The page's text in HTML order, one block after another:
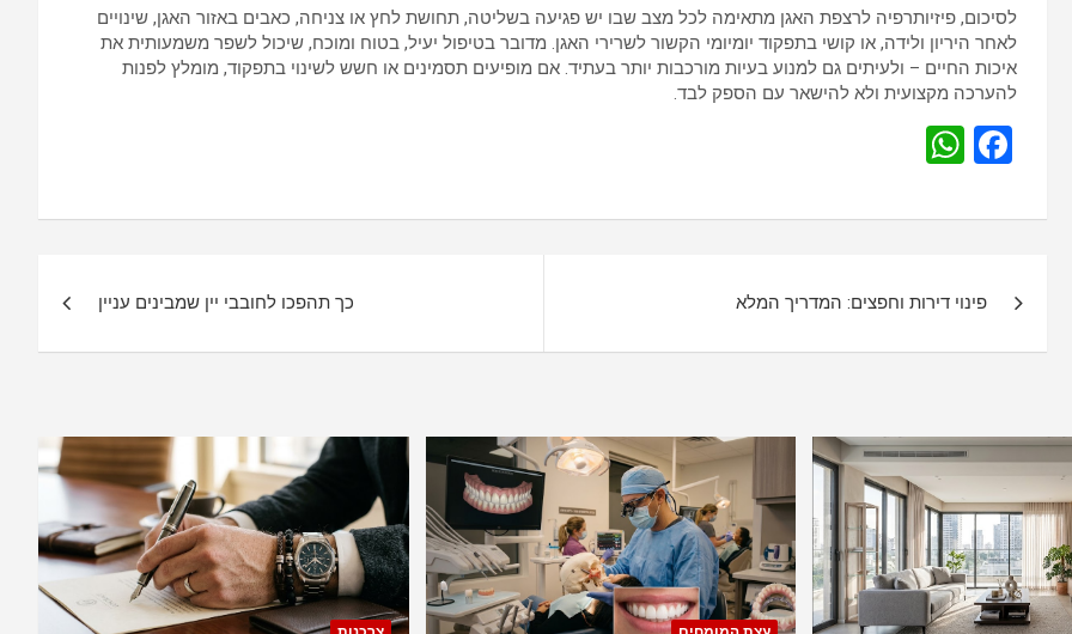
לסיכום, פיזיותרפיה לרצפת האגן מתאימה לכל מצב שבו יש פגיעה בשליטה, תחושת לחץ או צניחה, כאבים באזור האגן, שינויים
לאחר היריון ולידה, או קושי בתפקוד יומיומי הקשור לשרירי האגן. מדובר בטיפול יעיל, בטוח ומוכח, שיכול לשפר משמעותית את
איכות החיים – ולעיתים גם למנוע בעיות מורכבות יותר בעתיד. אם מופיעים תסמינים או חשש לשינוי בתפקוד, מומלץ לפנות
להערכה מקצועית ולא להישאר עם הספק לבד.
F
ce
o
W
at
A
ו
ט
פינוי דירות וחפצים: המדריך המלא כך תהפכו לחובבי יין שמבינים עניין